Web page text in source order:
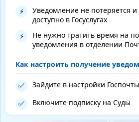
⚡
Уведомление не потеряется и
доступно в Госуслугах
⚡
Не нужно тратить время на
уведомления в отделении
Как настроить получение
✅ Зайдите в настройки Госпочты
✅ Включите подписку на Суды